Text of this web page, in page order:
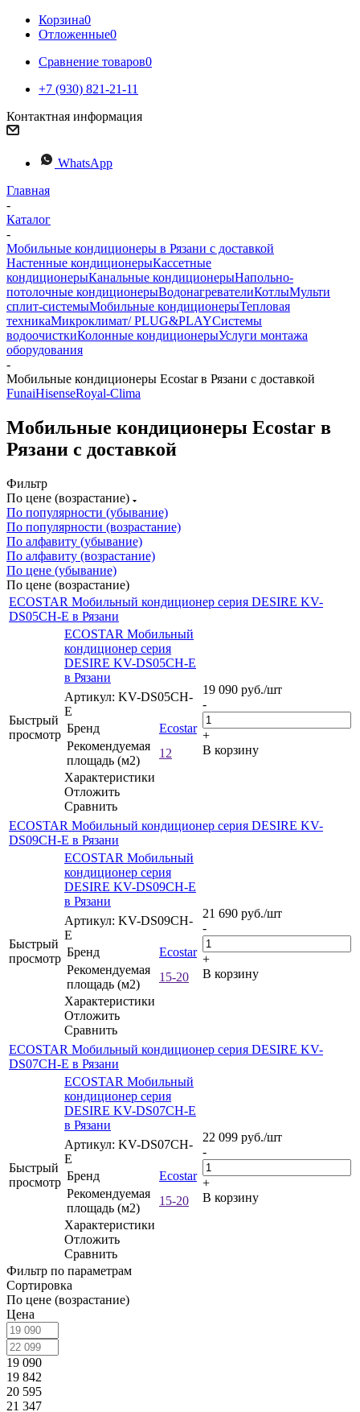
Корзина0
Отложенные0
Сравнение товаров0
+7 (930) 821-21-11
Контактная информация
WhatsApp
Главная
-
Каталог
-
Мобильные кондиционеры в Рязани с доставкой
Настенные кондиционерыКассетные
кондиционерыКанальные кондиционерыНапольно-
потолочные кондиционерыВодонагревателиКотлыМульти
сплит-системыМобильные кондиционерыТепловая
техникаМикроклимат/ PLUG&PLAYСистемы
водоочисткиКолонные кондиционерыУслуги монтажа
оборудования
-
Мобильные кондиционеры Ecostar в Рязани с доставкой
FunaiHisenseRoyal-Clima
Мобильные кондиционеры Ecostar в
Рязани с доставкой
Фильтр
По цене (возрастание)
По популярности (убывание)
По популярности (возрастание)
По алфавиту (убывание)
По алфавиту (возрастание)
По цене (убывание)
По цене (возрастание)
ECOSTAR Мобильный кондиционер серия DESIRE KV-
DS05CH-E в Рязани
Быстрый
просмотр
ECOSTAR Мобильный
кондиционер серия
DESIRE KV-DS05CH-E
в Рязани
Артикул: KV-DS05CH-
E
Бренд
Ecostar
Рекомендуемая
площадь (м2)
12
Характеристики
Отложить
Сравнить
19 090 руб./шт
-
+
В корзину
ECOSTAR Мобильный кондиционер серия DESIRE KV-
DS09CH-E в Рязани
Быстрый
просмотр
ECOSTAR Мобильный
кондиционер серия
DESIRE KV-DS09CH-E
в Рязани
Артикул: KV-DS09CH-
E
Бренд
Ecostar
Рекомендуемая
площадь (м2)
15-20
Характеристики
Отложить
Сравнить
21 690 руб./шт
-
+
В корзину
ECOSTAR Мобильный кондиционер серия DESIRE KV-
DS07CH-E в Рязани
Быстрый
просмотр
ECOSTAR Мобильный
кондиционер серия
DESIRE KV-DS07CH-E
в Рязани
Артикул: KV-DS07CH-
E
Бренд
Ecostar
Рекомендуемая
площадь (м2)
15-20
Характеристики
Отложить
Сравнить
22 099 руб./шт
-
+
В корзину
Фильтр по параметрам
Сортировка
По цене (возрастание)
Цена
19 090
19 842
20 595
21 347